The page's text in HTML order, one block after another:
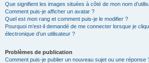
Que signifient les images situées à côté de mon nom
Comment puis-je afficher un avatar ?
Quel est mon rang et comment puis-je le modifier ?
Pourquoi m’est-il demandé de me connecter lorsque je
électronique d’un utilisateur ?
Problèmes de publication
Comment puis-je publier un nouveau sujet ou une réponse